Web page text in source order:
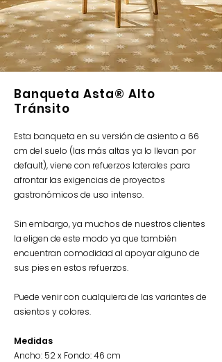
Banqueta Asta® Alto
Tránsito
Esta banqueta en su versión de asiento a 66
cm del suelo (las más altas ya lo llevan por
default), viene con refuerzos laterales para
afrontar las exigencias de proyectos
gastronómicos de uso intenso.
Sin embargo, ya muchos de nuestros clientes
la eligen de este modo ya que también
encuentran comodidad al apoyar alguno de
sus pies en estos refuerzos.
Puede venir con cualquiera de las variantes de
asientos y colores.
Medidas
Ancho: 52 x Fondo: 46 cm